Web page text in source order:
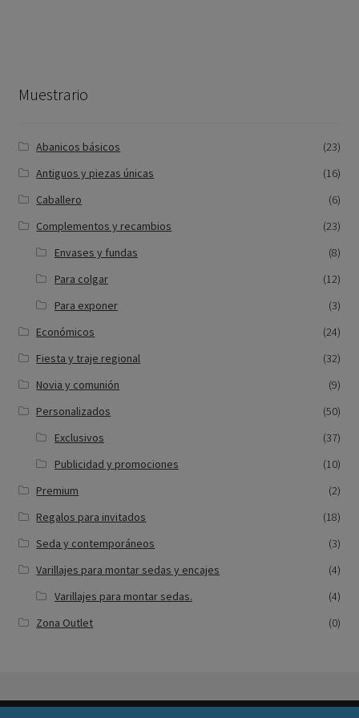
Muestrario
Abanicos básicos
(23)
Antiguos y piezas únicas
(16)
Caballero
(6)
Complementos y recambios
(23)
Envases y fundas
(8)
Para colgar
(12)
Para exponer
(3)
Económicos
(24)
Fiesta y traje regional
(32)
Novia y comunión
(9)
Personalizados
(50)
Exclusivos
(37)
Publicidad y promociones
(10)
Premium
(2)
Regalos para invitados
(18)
Seda y contemporáneos
(3)
Varillajes para montar sedas y encajes
(4)
Varillajes para montar sedas.
(4)
Zona Outlet
(0)